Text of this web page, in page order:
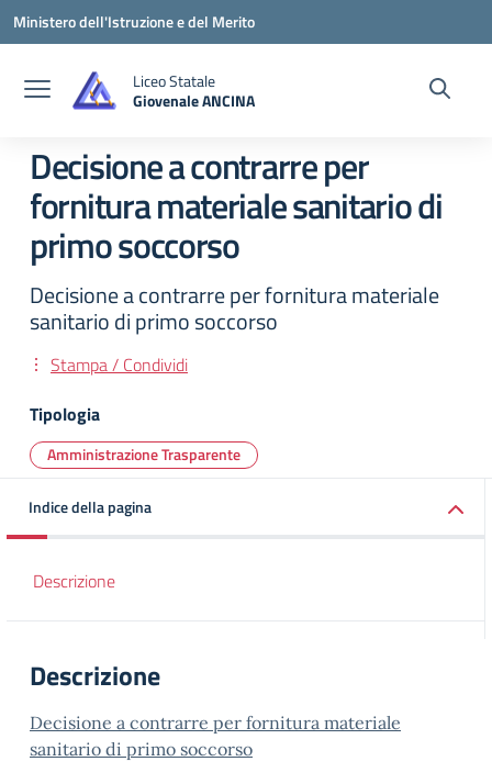
Vai ai contenuti
Vai al menu di navigazione
Vai al footer
Ministero dell'Istruzione e del Merito
Liceo Statale
Giovenale ANCINA
Decisione a contrarre per
fornitura materiale sanitario di
primo soccorso
Decisione a contrarre per fornitura materiale
sanitario di primo soccorso
Stampa / Condividi
Tipologia
Amministrazione Trasparente
Indice della pagina
Descrizione
Descrizione
Decisione a contrarre per fornitura materiale
sanitario di primo soccorso